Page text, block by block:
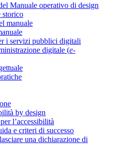
Manuale operativo di design
storico
manuale
i servizi pubblici digitali
digitale (e-
by design
l’accessibilità
e criteri di successo
una dichiarazione di